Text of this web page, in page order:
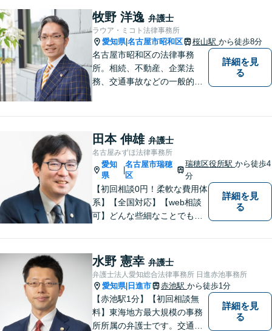
バー等の情報問題にも意欲高
く取り組みます。お困りごと
があれば。お気軽にご相談く
ださい。
牧野 洋逸 弁護士
ラウア・ミコト法律事務所
愛知県|名古屋市昭和区 桜山駅 から徒歩8分
名古屋市昭和区の法律事務
所。相続、不動産、企業法
務、交通事故などの一般的な
料】【桜山駅より徒歩８分】
【駐車場あり】【オンライン
相談可】
詳細を見
る
田本 伸雄 弁護士
名古屋みずほ法律事務所
愛知
県
名古屋市瑞穂
区
瑞穂区役所駅から徒歩4
分
【初回相談0円！柔軟な費用体
系】【全国対応】【web相談
可】どんな些細なことでもお
ターネット／削除請求や開示
請求、利用規約などのトラブ
ルはお任せ！相続／感情面の
納得感を重視します。
詳細を見
る
水野 憲幸 弁護士
弁護士法人愛知総合法律事務所 日進赤池事務所
愛知県| 日進市 赤池駅 から徒歩1分
【赤池駅1分】【初回相談無
料】東海地方最大規模の事務
所所属の弁護士です。交通事
詳細を見
る